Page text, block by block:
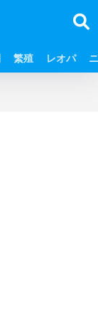
繁殖 レオパ